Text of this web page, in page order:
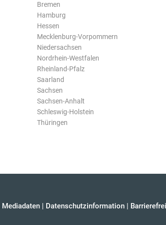
Bremen
Hamburg
Hessen
Mecklenburg-Vorpommern
Niedersachsen
Nordrhein-Westfalen
Rheinland-Pfalz
Saarland
Sachsen
Sachsen-Anhalt
Schleswig-Holstein
Thüringen
Mediadaten | Datenschutzinformation |